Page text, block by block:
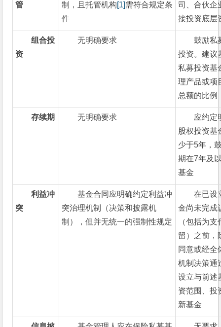
管
制，且托管机构[1]需符合规定条
件
司、合伙企
接投资底层
组合投
资
无明确要求
鼓励私
投资。建议
私募投资基
理产品或项
总额的比例
存续期 无明确要求
应约定
股权投资基
少于5年，
期在7年及
基金
利益冲
突
基金合同应明确约定利益冲
突治理机制（决策和披露机
制），但并无统一的强制性规定
在已设
金尚未完成
（包括为
留）之前，
同意或经全
机制决策通
设立与前述
资范围、投
新基金